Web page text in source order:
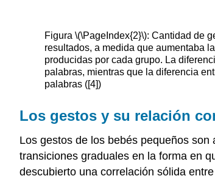
Figura \(\PageIndex{2}\): Cantidad de
resultados, a medida que aumentaba
producidas por cada grupo. La
palabras, mientras que la diferencia
palabras ([4])
Los gestos y su relación
Los gestos de los bebés pequeños
transiciones graduales en la forma en
descubierto una correlación sólida